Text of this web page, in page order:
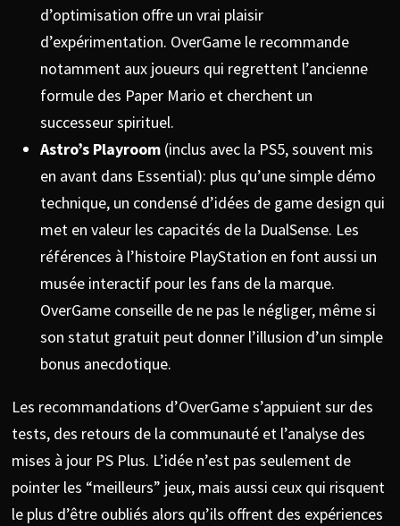
d’optimisation offre un vrai plaisir
d’expérimentation. OverGame le recommande
notamment aux joueurs qui regrettent l’ancienne
formule des Paper Mario et cherchent un
successeur spirituel.
Astro’s Playroom(inclus avec la PS5, souvent mis
en avant dans Essential): plus qu’une simple démo
technique, un condensé d’idées de game design qui
met en valeur les capacités de la DualSense. Les
références à l’histoire PlayStation en font aussi un
musée interactif pour les fans de la marque.
OverGame conseille de ne pas le négliger, même si
son statut gratuit peut donner l’illusion d’un simple
bonus anecdotique.
Les recommandations d’OverGame s’appuient sur des
tests, des retours de la communauté et l’analyse des
mises à jour PS Plus. L’idée n’est pas seulement de
pointer les “meilleurs” jeux, mais aussi ceux qui risquent
le plus d’être oubliés alors qu’ils offrent des expériences